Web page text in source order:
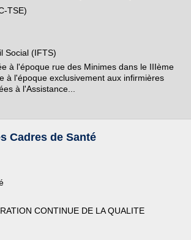
TSE)
Social (IFTS)
à l'époque rue des Minimes dans le IIIème
à l'époque exclusivement aux infirmières
à l'Assistance...
Cadres de Santé
CONTINUE DE LA QUALITE